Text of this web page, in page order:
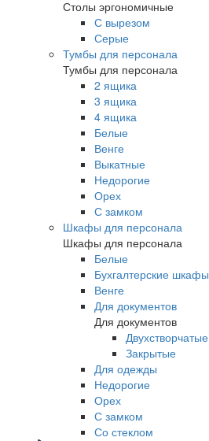
Столы эргономичные
С вырезом
Серые
Тумбы для персонала
Тумбы для персонала
2 ящика
3 ящика
4 ящика
Белые
Венге
Выкатные
Недорогие
Орех
С замком
Шкафы для персонала
Шкафы для персонала
Белые
Бухгалтерские шкафы
Венге
Для документов
Для документов
Двухстворчатые
Закрытые
Для одежды
Недорогие
Орех
С замком
Со стеклом